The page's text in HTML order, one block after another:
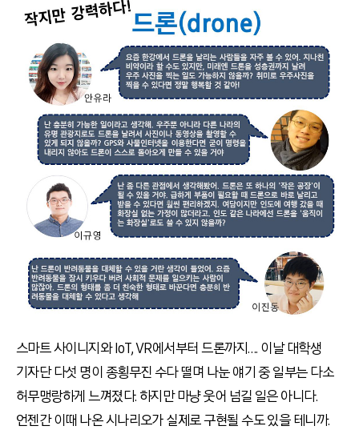
스마트 사이니지와 IoT, VR에서부터 드론까지…. 이날 대학생
기자단 다섯 명이 종횡무진 수다 떨며 나눈 얘기 중 일부는 다소
허무맹랑하게 느껴졌다. 하지만 마냥 웃어 넘길 일은 아니다.
언젠간 이때 나온 시나리오가 실제로 구현될 수도 있을 테니까.